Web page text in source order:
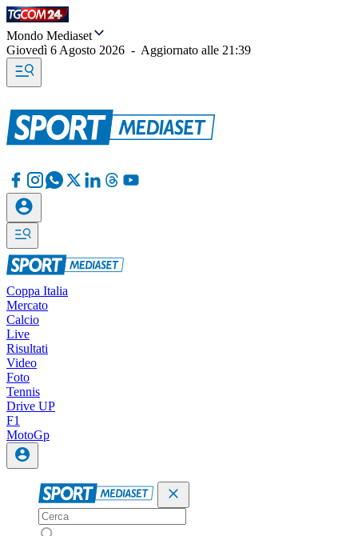
Mondo Mediaset
Giovedì 6 Agosto 2026 - Aggiornato alle 21:39
Coppa Italia
Mercato
Calcio
Live
Risultati
Video
Foto
Tennis
Drive UP
F1
MotoGp